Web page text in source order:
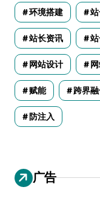
环境搭建
站长资讯
网站设计
赋能 跨界
防注入
广告